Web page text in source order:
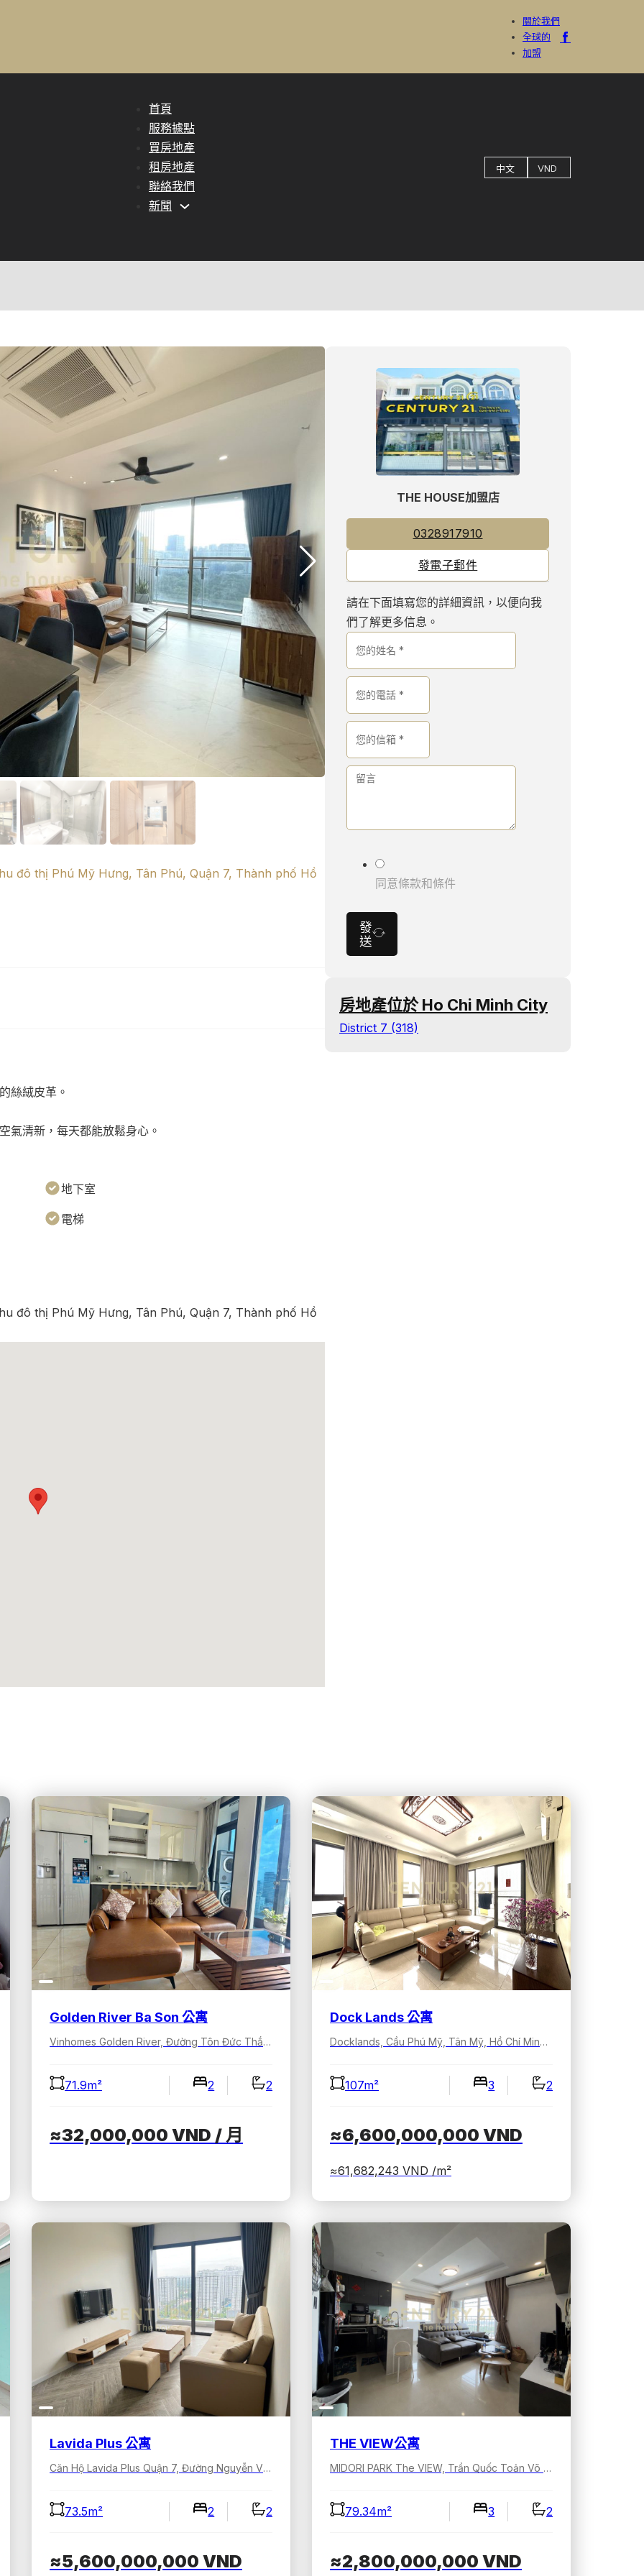
關於我們
全球的
加盟
首頁
服務據點
買房地產
租房地產
聯絡我們
新聞
đô thị Phú Mỹ Hưng, Tân Phú, Quận 7, Thành phố Hồ
絲絨皮革。
清新，每天都能放鬆身心。
地下室
電梯
đô thị Phú Mỹ Hưng, Tân Phú, Quận 7, Thành phố Hồ
THE HOUSE加盟店
0328917910
發電子郵件
請在下面填寫您的詳細資訊，以便向我
們了解更多信息。
同意條款和條件
發
送
房地產位於 Ho Chi Minh City
District 7 (318)
Golden River Ba Son 公寓
Vinhomes Golden River, Đường Tôn Đức Thắng, Sài Gòn, Hồ Chí Minh, Việt Nam
71.9m² 2 2
≈32,000,000 VND / 月
Dock Lands 公寓
Docklands, Cầu Phú Mỹ, Tân Mỹ, Hồ Chí Minh, Việt Nam
107m² 3 2
≈6,600,000,000 VND
≈61,682,243 VND /m²
Lavida Plus 公寓
Căn Hộ Lavida Plus Quận 7, Đường Nguyễn Văn Linh, Tân Hưng, Hồ Chí Minh, Việt Nam
73.5m² 2 2
≈5,600,000,000 VND
THE VIEW公寓
MIDORI PARK The VIEW, Trần Quốc Toản Võ Nguyên Giáp, Bình Dương, Hồ Chí Minh, Việt Nam
79.34m² 3 2
≈2,800,000,000 VND